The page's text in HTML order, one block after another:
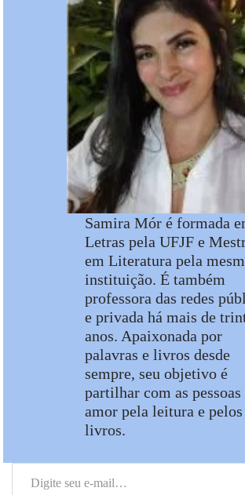
Samira Mór é formada
Letras pela UFJF e
em Literatura pela
instituição. É também
professora das redes
e privada há mais de
anos. Apaixonada por
palavras e livros desde
sempre, seu objetivo é
partilhar com as pessoas
amor pela leitura e pelos
livros.